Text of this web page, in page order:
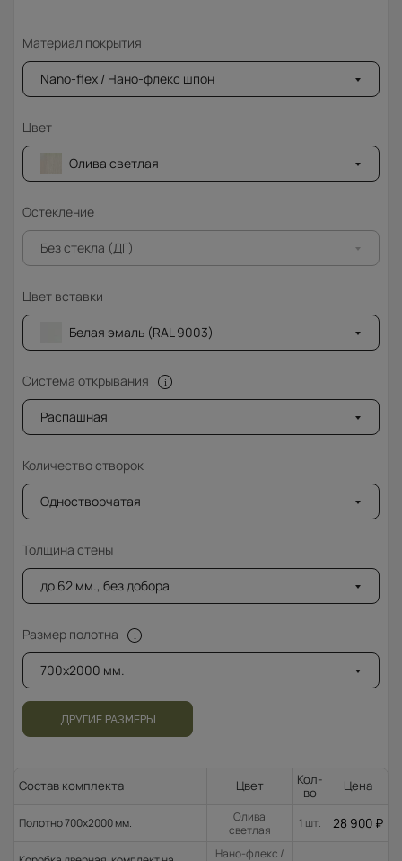
Материал покрытия
Nano-flex / Нано-флекс шпон
Цвет
Олива светлая
Остекление
Без стекла (ДГ)
Цвет вставки
Белая эмаль (RAL 9003)
Система открывания
Распашная
Количество створок
Одностворчатая
Толщина стены
до 62 мм., без добора
Размер полотна
700x2000 мм.
ДРУГИЕ РАЗМЕРЫ
Состав комплекта Цвет
Кол-
во
Цена
Полотно 700x2000 мм.
Олива
светлая
1 шт. 28 900 ₽
Нано-флекс /